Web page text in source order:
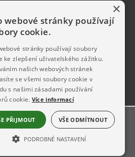
o regionu
úřad Železná Ruda
×
webové stránky používají
cookie.
stránky používají soubory
ke zlepšení uživatelského zážitku.
našich webových stránek
se všemi soubory cookie v
s našimi zásadami používání
cookie. Více informací
PŘIJMOUT VŠE ODMÍTNOUT
PODROBNÉ NASTAVENÍ
NUTNÉ SOUBORY